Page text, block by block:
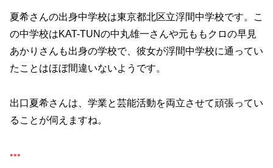
夏希さんの出身中学校は東京都北区立浮間中学校です。こ
の中学校はKAT-TUNの中丸雄一さんや元ももクロの早見
あかりさんも出身の学校で、彼女が浮間中学校に通ってい
たことはほぼ間違いないようです。
出口夏希さんは、学業と芸能活動を両立させて頑張ってい
ることが伺えますね。